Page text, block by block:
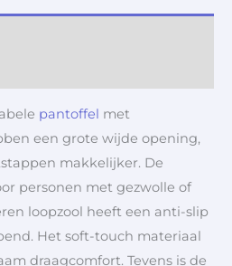
pantoffel met
een grote wijde opening,
makkelijker. De
personen met gezwolle of
loopzool heeft een anti-slip
Het soft-touch materiaal
draagcomfort. Tevens is de